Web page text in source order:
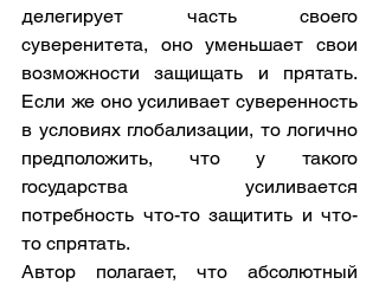
делегирует часть своего
суверенитета, оно уменьшает свои
возможности защищать и прятать.
Если же оно усиливает суверенность
в условиях глобализации, то логично
предположить, что у такого
государства усиливается
потребность что-то защитить и что-
то спрятать.
Автор полагает, что абсолютный